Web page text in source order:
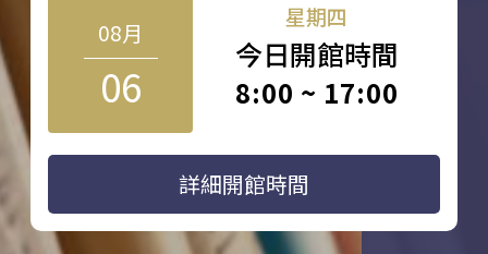
08月
06
星期四
今日開館時間
8:00 ~ 17:00
詳細開館時間